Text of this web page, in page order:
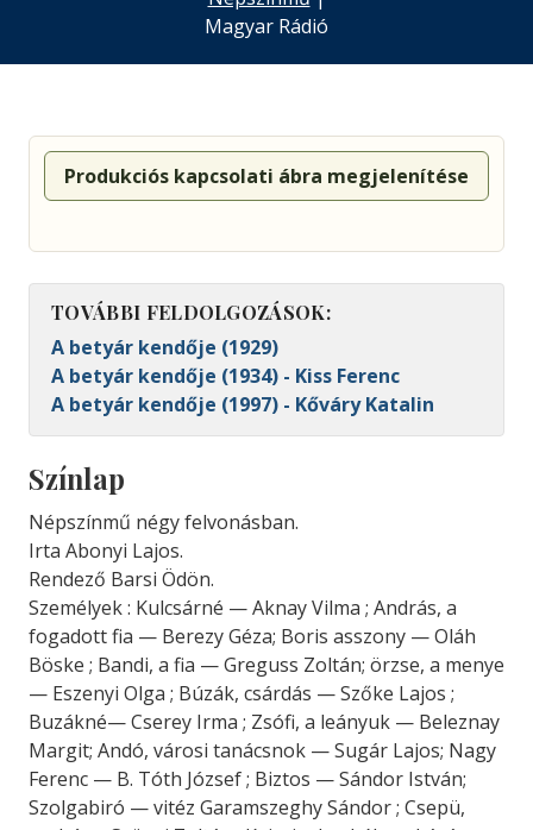
Magyar Rádió
Produkciós kapcsolati ábra megjelenítése
TOVÁBBI FELDOLGOZÁSOK:
A betyár kendője (1929)
A betyár kendője (1934) - Kiss Ferenc
A betyár kendője (1997) - Kőváry Katalin
Színlap
Népszínmű négy felvonásban.
Irta Abonyi Lajos.
Rendező Barsi Ödön.
Személyek : Kulcsárné — Aknay Vilma ; András, a
fogadott fia — Berezy Géza; Boris asszony — Oláh
Böske ; Bandi, a fia — Greguss Zoltán; örzse, a menye
— Eszenyi Olga ; Búzák, csárdás — Szőke Lajos ;
Buzákné— Cserey Irma ; Zsófi, a leányuk — Beleznay
Margit; Andó, városi tanácsnok — Sugár Lajos; Nagy
Ferenc — B. Tóth József ; Biztos — Sándor István;
Szolgabiró — vitéz Garamszeghy Sándor ; Csepü,